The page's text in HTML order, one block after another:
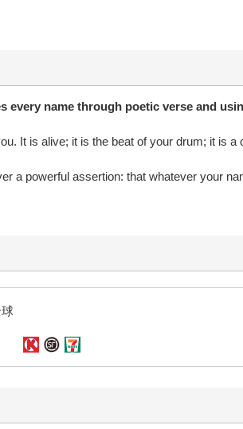
every name through poetic verse and
It is alive; it is the beat of your drum; it is a
a powerful assertion: that whatever your